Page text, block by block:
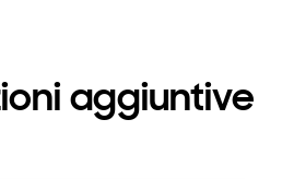
aggiuntive